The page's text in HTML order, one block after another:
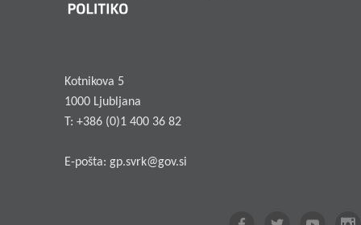
Kotnikova 5
1000 Ljubljana
T: +386 (0)1 400 36 82
E-pošta: gp.svrk@gov.si